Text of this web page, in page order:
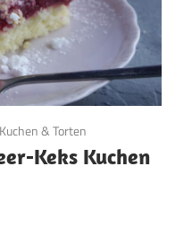
Kuchen & Torten
Keks Kuchen